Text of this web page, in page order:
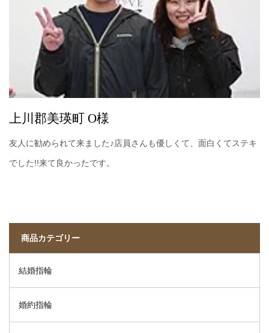
上川郡美瑛町 O様
友人に勧められて来ました♪店員さんも優しくて、面白くてステキ
でした!!来て良かったです。
商品カテゴリー
結婚指輪
婚約指輪